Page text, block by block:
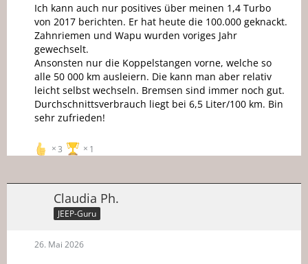
Ich kann auch nur positives über meinen 1,4 Turbo
von 2017 berichten. Er hat heute die 100.000 geknackt.
Zahnriemen und Wapu wurden voriges Jahr
gewechselt.
Ansonsten nur die Koppelstangen vorne, welche so
alle 50 000 km ausleiern. Die kann man aber relativ
leicht selbst wechseln. Bremsen sind immer noch gut.
Durchschnittsverbrauch liegt bei 6,5 Liter/100 km. Bin
sehr zufrieden!
3 1
Claudia Ph.
JEEP-Guru
26. Mai 2026